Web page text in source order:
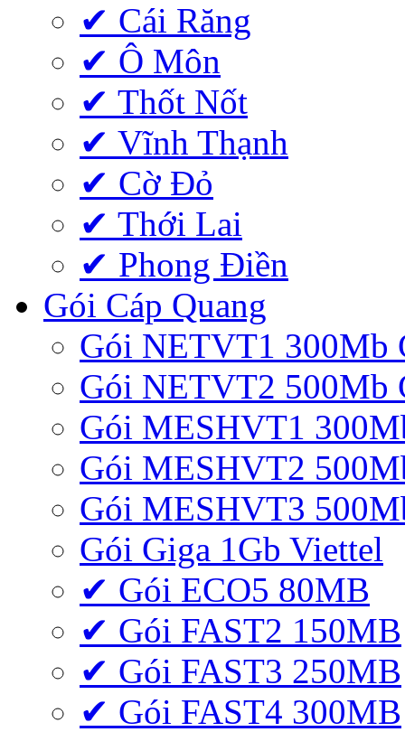
✔ Cái Răng
✔ Ô Môn
✔ Thốt Nốt
✔ Vĩnh Thạnh
✔ Cờ Đỏ
✔ Thới Lai
✔ Phong Điền
Gói Cáp Quang
Gói NETVT1 300Mb
Gói NETVT2 500Mb
Gói MESHVT1
Gói MESHVT2
Gói MESHVT3
Gói Giga 1Gb Viettel
✔ Gói ECO5 80MB
✔ Gói FAST2 150MB
✔ Gói FAST3 250MB
✔ Gói FAST4 300MB